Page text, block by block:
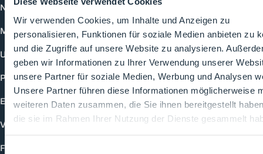
Wir verwenden Cookies, um Inhalte und Anzeigen zu
personalisieren, Funktionen für soziale Medien anbieten zu
und die Zugriffe auf unsere Website zu analysieren.
geben wir Informationen zu Ihrer Verwendung unserer
unsere Partner für soziale Medien, Werbung und Analysen
Unsere Partner führen diese Informationen möglicherweise
weiteren Daten zusammen, die Sie ihnen bereitgestellt
die sie im Rahmen Ihrer Nutzung der Dienste gesammelt
Einwilligungsauswahl
News
Mediathek
Unternehmen
Produkte
Events
Vorträge
Future-Faces